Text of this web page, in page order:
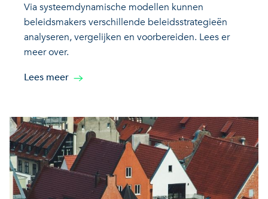
Via systeemdynamische modellen kunnen
beleidsmakers verschillende beleidsstrategieën
analyseren, vergelijken en voorbereiden. Lees er
meer over.
Lees meer